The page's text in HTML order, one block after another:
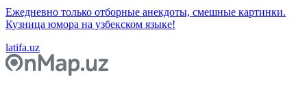
Ежедневно только отборные анекдоты, смешные картинки.
Кузница юмора на узбекском языке!
latifa.uz